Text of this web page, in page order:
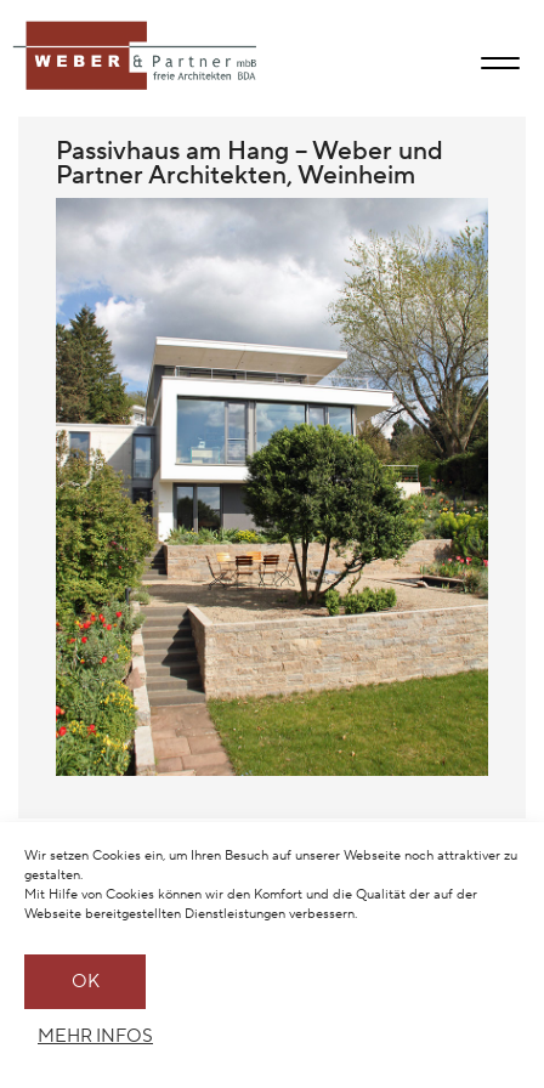
Wir setzen Cookies ein, um Ihren Besuch auf unserer Webseite noch attraktiver zu
gestalten.
Mit Hilfe von Cookies können wir den Komfort und die Qualität der auf der
Webseite bereitgestellten Dienstleistungen verbessern.
OK
MEHR INFOS
Passivhaus am Hang – Weber und
Partner Architekten, Weinheim